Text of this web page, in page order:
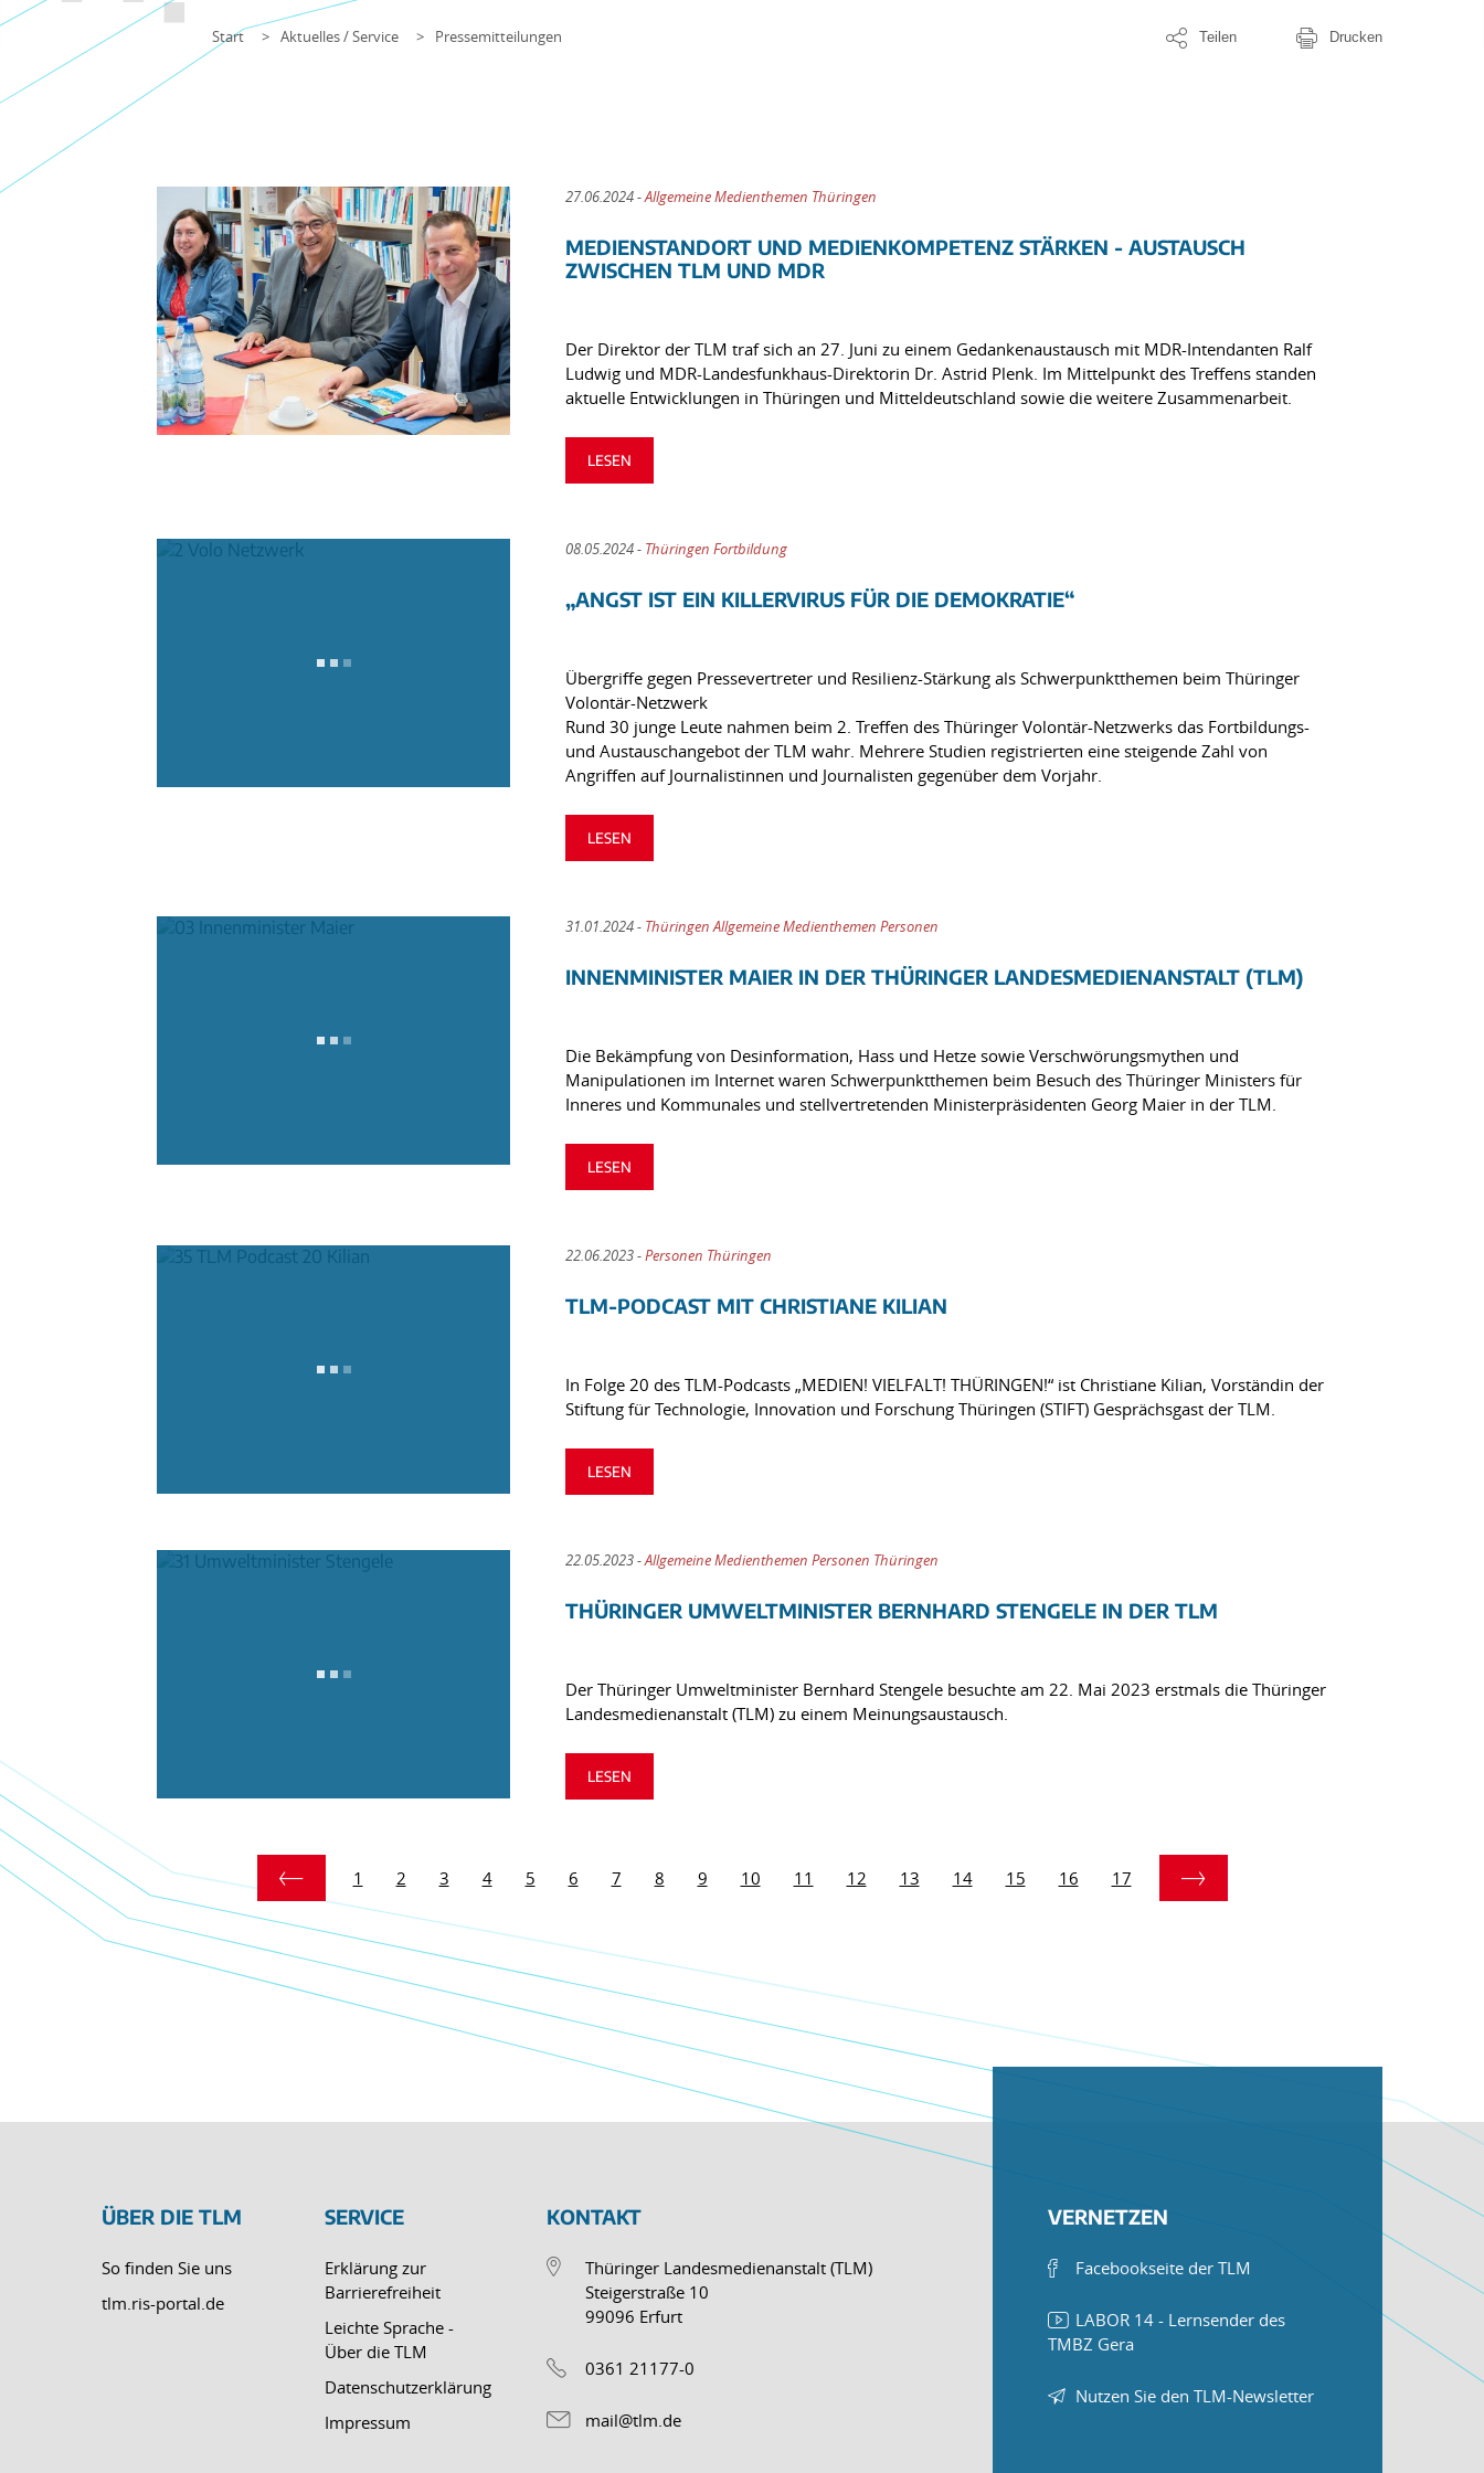
Start Aktuelles / Service Pressemitteilungen Teilen Drucken
27.06.2024 -Allgemeine Medienthemen Thüringen
MEDIENSTANDORT UND MEDIENKOMPETENZ STÄRKEN - AUSTAUSCH
ZWISCHEN TLM UND MDR
Der Direktor der TLM traf sich an 27. Juni zu einem Gedankenaustausch mit MDR-Intendanten Ralf
Ludwig und MDR-Landesfunkhaus-Direktorin Dr. Astrid Plenk. Im Mittelpunkt des Treffens standen
aktuelle Entwicklungen in Thüringen und Mitteldeutschland sowie die weitere Zusammenarbeit.
LESEN
08.05.2024 - Thüringen Fortbildung
„ANGST IST EIN KILLERVIRUS FÜR DIE DEMOKRATIE“
Übergriffe gegen Pressevertreter und Resilienz-Stärkung als Schwerpunktthemen beim Thüringer
Volontär-Netzwerk
Rund 30 junge Leute nahmen beim 2. Treffen des Thüringer Volontär-Netzwerks das Fortbildungs-
und Austauschangebot der TLM wahr. Mehrere Studien registrierten eine steigende Zahl von
Angriffen auf Journalistinnen und Journalisten gegenüber dem Vorjahr.
LESEN
31.01.2024 - Thüringen Allgemeine Medienthemen Personen
INNENMINISTER MAIER IN DER THÜRINGER LANDESMEDIENANSTALT (TLM)
Die Bekämpfung von Desinformation, Hass und Hetze sowie Verschwörungsmythen und
Manipulationen im Internet waren Schwerpunktthemen beim Besuch des Thüringer Ministers für
Inneres und Kommunales und stellvertretenden Ministerpräsidenten Georg Maier in der TLM.
LESEN
22.06.2023 -Personen Thüringen
TLM-PODCAST MIT CHRISTIANE KILIAN
In Folge 20 des TLM-Podcasts „MEDIEN! VIELFALT! THÜRINGEN!“ ist Christiane Kilian, Vorständin der
Stiftung für Technologie, Innovation und Forschung Thüringen (STIFT) Gesprächsgast der TLM.
LESEN
22.05.2023 -Allgemeine Medienthemen Personen Thüringen
THÜRINGER UMWELTMINISTER BERNHARD STENGELE IN DER TLM
Der Thüringer Umweltminister Bernhard Stengele besuchte am 22. Mai 2023 erstmals die Thüringer
Landesmedienanstalt (TLM) zu einem Meinungsaustausch.
LESEN
1 2 3 4 5 6 7 8 9 10 11 12 13 14 15 16 17
ÜBER DIE TLM
So finden Sie uns
tlm.ris-portal.de
SERVICE
Erklärung zur
Barrierefreiheit
Leichte Sprache -
Über die TLM
Datenschutzerklärung
Impressum
KONTAKT
Thüringer Landesmedienanstalt (TLM)
Steigerstraße 10
99096 Erfurt
0361 21177-0
mail@tlm.de
VERNETZEN
Facebookseite der TLM
LABOR 14 - Lernsender des
TMBZ Gera
Nutzen Sie den TLM-Newsletter